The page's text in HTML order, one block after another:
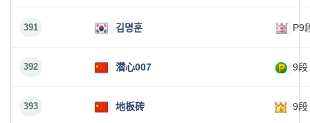
391 김명훈 P9
392 潜心007 9段
393 地板砖 9段